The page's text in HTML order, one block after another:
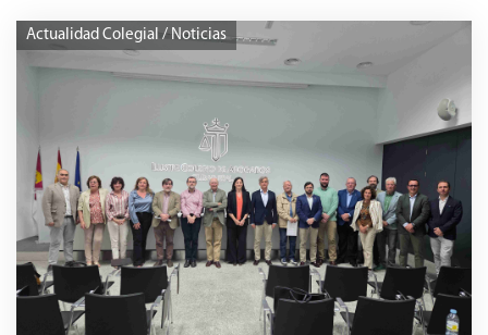
Actualidad Colegial / Noticias